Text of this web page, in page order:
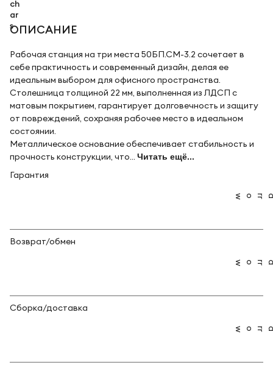
ОПИСАНИЕ
Рабочая станция на три места 50БП.СМ-3.2 сочетает в
себе практичность и современный дизайн, делая ее
идеальным выбором для офисного пространства.
Столешница толщиной 22 мм, выполненная из ЛДСП с
матовым покрытием, гарантирует долговечность и защиту
от повреждений, сохраняя рабочее место в идеальном
состоянии.
Металлическое основание обеспечивает стабильность и
прочность конструкции, что... Читать ещё...
Гарантия
Возврат/обмен
Сборка/доставка